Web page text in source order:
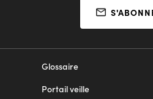
Glossaire
Portail veille